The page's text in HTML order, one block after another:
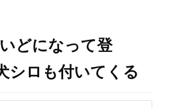
どになって登
シロも付いてくる